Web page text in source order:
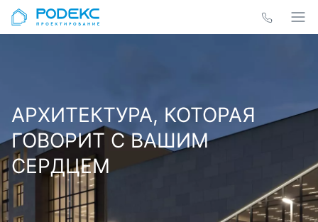
АРХИТЕКТУРА, КОТОРАЯ
ГОВОРИТ С ВАШИМ
СЕРДЦЕМ